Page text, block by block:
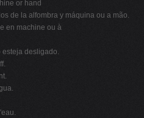
or hand
de la alfombra y máquina ou a mão.
en machine ou à
esteja desligado.